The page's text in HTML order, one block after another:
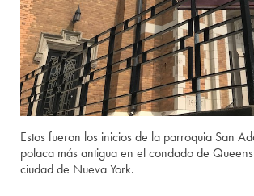
Estos fueron los inicios de la parroquia San
polaca más antigua en el condado de
ciudad de Nueva York.